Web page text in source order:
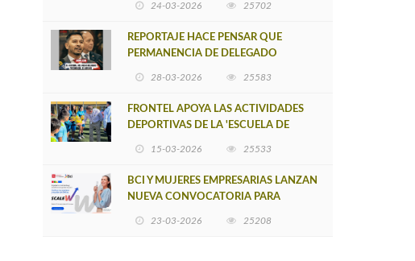
24-03-2026 25702
REPORTAJE HACE PENSAR QUE
PERMANENCIA DE DELEGADO
28-03-2026 25583
FRONTEL APOYA LAS ACTIVIDADES
DEPORTIVAS DE LA 'ESCUELA DE
15-03-2026 25533
BCI Y MUJERES EMPRESARIAS LANZAN
NUEVA CONVOCATORIA PARA
23-03-2026 25208